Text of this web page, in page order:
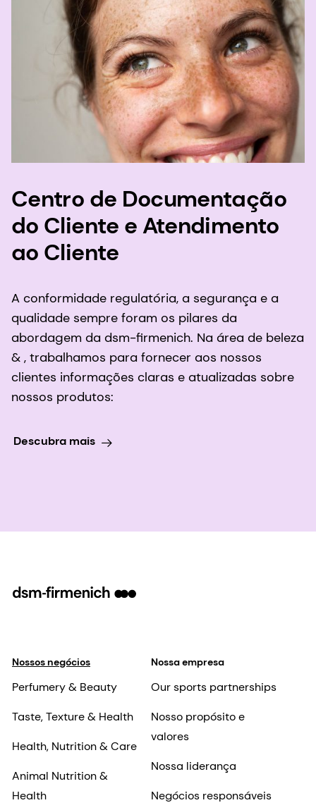
Centro de Documentação
do Cliente e Atendimento
ao Cliente
A conformidade regulatória, a segurança e a
qualidade sempre foram os pilares da
abordagem da dsm-firmenich. Na área de beleza
& , trabalhamos para fornecer aos nossos
clientes informações claras e atualizadas sobre
nossos produtos:
Descubra mais
Nossos negócios
Perfumery & Beauty
Taste, Texture & Health
Health, Nutrition & Care
Animal Nutrition &
Health
Nossa empresa
Our sports partnerships
Nosso propósito e
valores
Nossa liderança
Negócios responsáveis